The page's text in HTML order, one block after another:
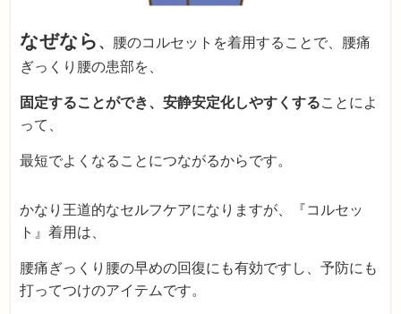
なぜなら 、 腰のコルセットを着用することで、腰痛
ぎっくり腰の患部を、
固定することができ、安静安定化しやすくすることによ
って、
最短でよくなることにつながるからです。
かなり王道的なセルフケアになりますが、『コルセッ
ト』着用は、
腰痛ぎっくり腰の早めの回復にも有効ですし、予防にも
打ってつけのアイテムです。